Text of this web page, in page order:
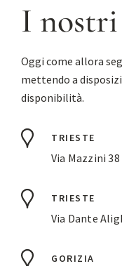
I
Oggi come allora
mettendo a
disponibilità.
TRIESTE
Via Mazzini 38
TRIESTE
Via Dante
GORIZIA